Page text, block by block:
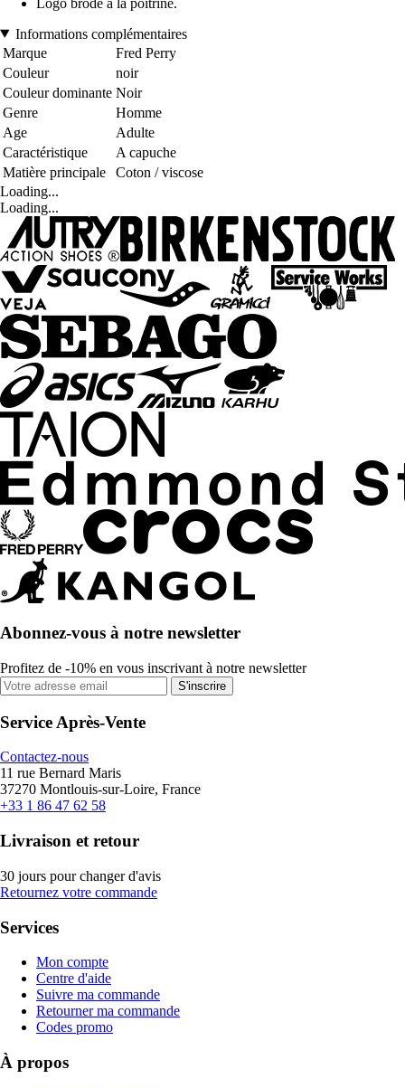
Informations complémentaires
Marque
Fred Perry
Couleur
noir
Couleur dominante Noir
Genre
Homme
Age
Adulte
Caractéristique
A capuche
Matière principale
Coton / viscose
Loading...
Loading...
Abonnez-vous à notre newsletter
Profitez de -10% en vous inscrivant à notre newsletter
S'inscrire
Service Après-Vente
Contactez-nous
11 rue Bernard Maris
37270 Montlouis-sur-Loire, France
+33 1 86 47 62 58
Livraison et retour
30 jours pour changer d'avis
Retournez votre commande
Services
Mon compte
Centre d'aide
Suivre ma commande
Retourner ma commande
Codes promo
À propos